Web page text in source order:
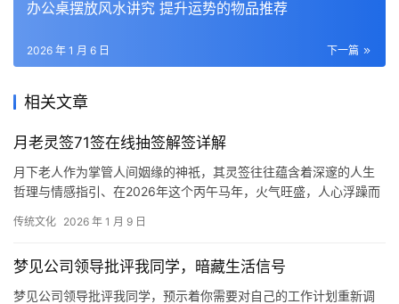
办公桌摆放风水讲究 提升运势的物品推荐
下一篇
2026 年 1 月 6 日
相关文章
月老灵签71签在线抽签解签详解
月下老人作为掌管人间姻缘的神祇，其灵签往往蕴含着深邃的人生
哲理与情感指引、在2026年这个丙午马年，火气旺盛，人心浮躁而
传统文化 2026 年 1 月 9 日
梦见公司领导批评我同学，暗藏生活信号
梦见公司领导批评我同学，预示着你需要对自己的工作计划重新调